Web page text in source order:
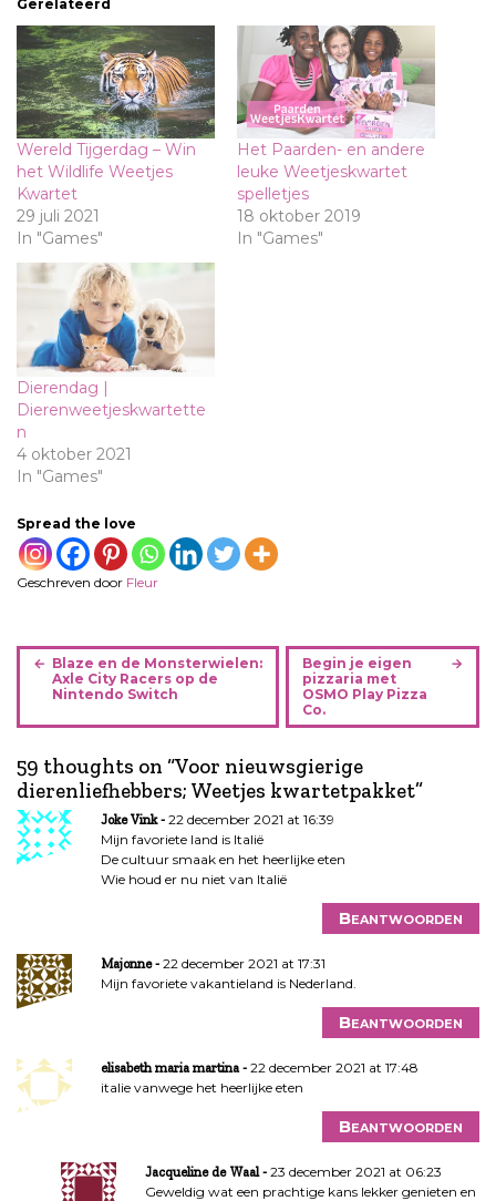
Gerelateerd
Wereld Tijgerdag – Win
het Wildlife Weetjes
Kwartet
29 juli 2021
In "Games"
Het Paarden- en andere
leuke Weetjeskwartet
spelletjes
18 oktober 2019
In "Games"
Dierendag |
Dierenweetjeskwartette
n
4 oktober 2021
In "Games"
Spread the love
Geschreven door Fleur
B
i
h
t
n
a
a
t
i
Blaze en de Monsterwielen:
Axle City Racers op de
Nintendo Switch
Begin je eigen
pizzaria met
OSMO Play Pizza
Co.
59 thoughts on “Voor nieuwsgierige
dierenliefhebbers; Weetjes kwartetpakket”
Joke Vink
22 december 2021 at 16:39
Mijn favoriete land is Italië
De cultuur smaak en het heerlijke eten
Wie houd er nu niet van Italië
Beantwoorden
Majonne
22 december 2021 at 17:31
Mijn favoriete vakantieland is Nederland.
Beantwoorden
elisabeth maria martina
22 december 2021 at 17:48
italie vanwege het heerlijke eten
Beantwoorden
Jacqueline de Waal
23 december 2021 at 06:23
Geweldig wat een prachtige kans lekker genieten en